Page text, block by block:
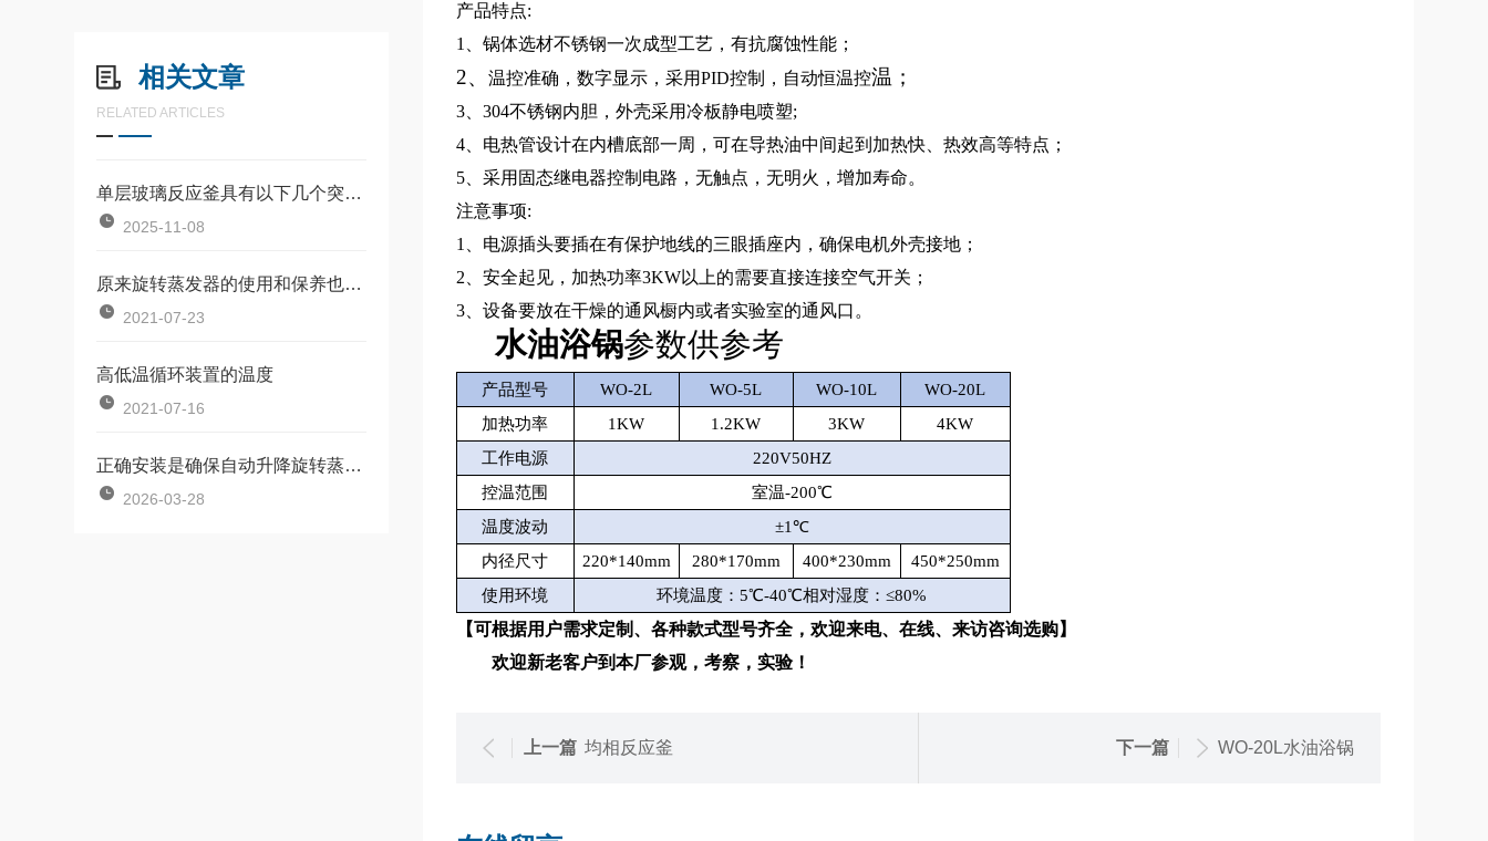
相关文章
RELATED ARTICLES
单层玻璃反应釜具有以下几个突出优势
2025-11-08
原来旋转蒸发器的使用和保养也有这么多的知识点
2021-07-23
高低温循环装置的温度
2021-07-16
正确安装是确保自动升降旋转蒸发器高效工作的关键
2026-03-28
产品特点:
1、锅体选材不锈钢一次成型工艺，有抗腐蚀性能；
2、 温控准确，数字显示，采用PID控制，自动恒温控温；
3、304不锈钢内胆，外壳采用冷板静电喷塑;
4、电热管设计在内槽底部一周，可在导热油中间起到加热快、热效高等特点；
5、采用固态继电器控制电路，无触点，无明火，增加寿命。
注意事项:
1、电源插头要插在有保护地线的三眼插座内，确保电机外壳接地；
2、安全起见，加热功率3KW以上的需要直接连接空气开关；
3、设备要放在干燥的通风橱内或者实验室的通风口。
水油浴锅参数供参考
产品型号 WO-2L WO-5L WO-10L
WO-20L
加热功率
1KW 1.2KW 3KW
4KW
工作电源
220V50HZ
控温范围
室温-200℃
温度波动
±1℃
内径尺寸
220*140mm 280*170mm 400*230mm
450*250mm
使用环境
环境温度：5℃-40℃相对湿度：≤80%
【可根据用户需求定制、各种款式型号齐全，欢迎来电、在线、来访咨询选购】
欢迎新老客户到本厂参观，考察，实验！
上一篇 均相反应釜 下一篇 WO-20L水油浴锅